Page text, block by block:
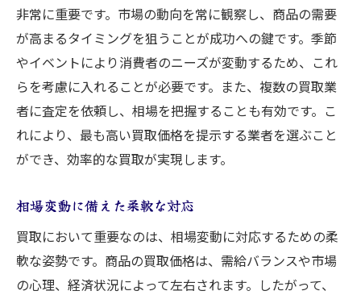
非常に重要です。市場の動向を常に観察し、商品の需要
が高まるタイミングを狙うことが成功への鍵です。季節
やイベントにより消費者のニーズが変動するため、これ
らを考慮に入れることが必要です。また、複数の買取業
者に査定を依頼し、相場を把握することも有効です。こ
れにより、最も高い買取価格を提示する業者を選ぶこと
ができ、効率的な買取が実現します。
相場変動に備えた柔軟な対応
買取において重要なのは、相場変動に対応するための柔
軟な姿勢です。商品の買取価格は、需給バランスや市場
の心理、経済状況によって左右されます。したがって、